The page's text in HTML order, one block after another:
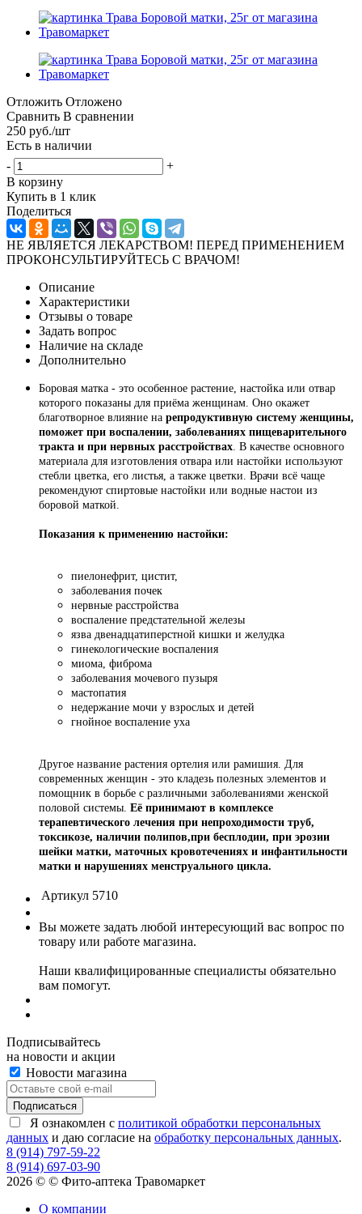
Отложить Отложено
Сравнить В сравнении
250 руб./шт
Есть в наличии
-
+
В корзину
Купить в 1 клик
Поделиться
НЕ ЯВЛЯЕТСЯ ЛЕКАРСТВОМ! ПЕРЕД ПРИМЕНЕНИЕМ
ПРОКОНСУЛЬТИРУЙТЕСЬ С ВРАЧОМ!
Описание
Характеристики
Отзывы о товаре
Задать вопрос
Наличие на складе
Дополнительно
Боровая матка - это особенное растение, настойка или отвар
которого показаны для приёма женщинам. Оно окажет
благотворное влияние на репродуктивную систему женщины,
поможет при воспалении, заболеваниях пищеварительного
тракта и при нервных расстройствах . В качестве основного
материала для изготовления отвара или настойки используют
стебли цветка, его листья, а также цветки. Врачи всё чаще
рекомендуют спиртовые настойки или водные настои из
боровой маткой.
Показания к применению настойки:
пиелонефрит, цистит,
заболевания почек
нервные расстройства
воспаление предстательной железы
язва двенадцатиперстной кишки и желудка
гинекологические воспаления
миома, фиброма
заболевания мочевого пузыря
мастопатия
недержание мочи у взрослых и детей
гнойное воспаление уха
Другое название растения ортелия или рамишия. Для
современных женщин - это кладезь полезных элементов и
помощник в борьбе с различными заболеваниями женской
половой системы. Её принимают в комплексе
терапевтического лечения при непроходимости труб,
токсикозе, наличии полипов,при бесплодии, при эрозии
шейки матки, маточных кровотечениях и инфантильности
матки и нарушениях менструального цикла.
Артикул 5710
Вы можете задать любой интересующий вас вопрос по
товару или работе магазина.
Наши квалифицированные специалисты обязательно
вам помогут.
Подписывайтесь
на новости и акции
Новости магазина
Я ознакомлен с политикой обработки персональных
данных и даю согласие на обработку персональных данных.
8 (914) 797-59-22
8 (914) 697-03-90
2026 © © Фито-аптека Травомаркет
О компании